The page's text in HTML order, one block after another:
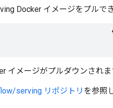
Docker イメージをプルでき
イメージがプルダウンされま
serving リポジトリ を参照